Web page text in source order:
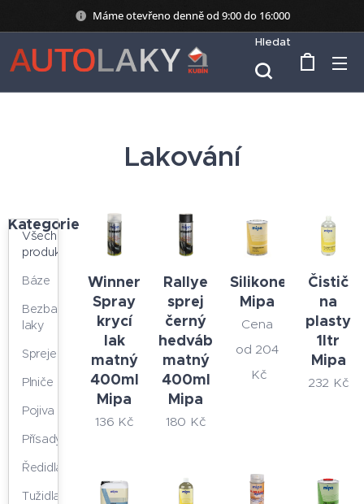
Máme otevřeno denně od 9:00 do 16:000
Hledat
Lakování
Kategorie
Všechny
produkty
Báze
Bezbarvé
laky
Spreje
Plniče
Pojiva
Přísady
Ředidla
Tužidla
Winner
Spray
krycí
lak
matný
400ml
Mipa
136 Kč
Rallye
sprej
černý
hedvábně
matný
400ml
Mipa
180 Kč
Silikonentferner
Mipa
Cena
od 204
Kč
Čistič
na
plasty
1ltr
Mipa
232 Kč